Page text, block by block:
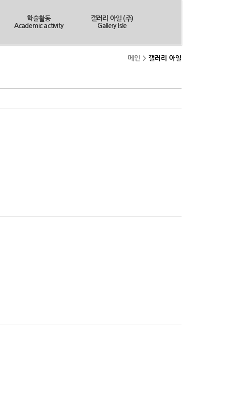
학술활동
Academic activity
갤러리 아일 (주)
Gallery Isle
메인 > 갤러리 아일